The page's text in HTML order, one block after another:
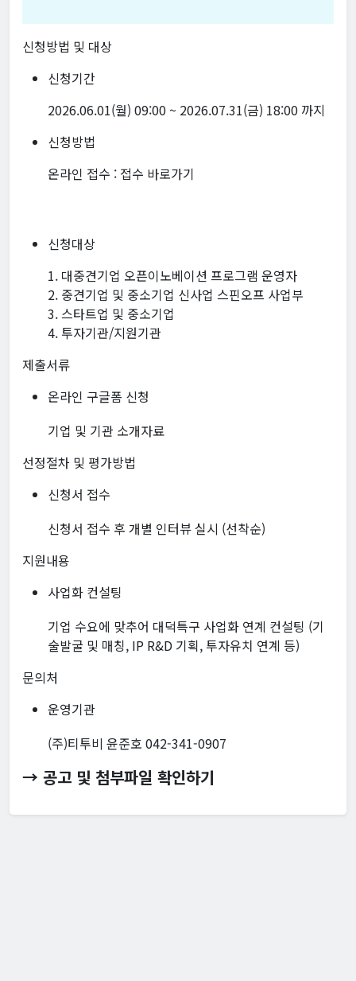
신청방법 및 대상
신청기간
2026.06.01(월) 09:00 ~ 2026.07.31(금) 18:00 까지
신청방법
온라인 접수 : 접수 바로가기
신청대상
1. 대중견기업 오픈이노베이션 프로그램 운영자
2. 중견기업 및 중소기업 신사업 스핀오프 사업부
3. 스타트업 및 중소기업
4. 투자기관/지원기관
제출서류
온라인 구글폼 신청
기업 및 기관 소개자료
선정절차 및 평가방법
신청서 접수
신청서 접수 후 개별 인터뷰 실시 (선착순)
지원내용
사업화 컨설팅
기업 수요에 맞추어 대덕특구 사업화 연계 컨설팅 (기
술발굴 및 매칭, IP R&D 기획, 투자유치 연계 등)
문의처
운영기관
(주)티투비 윤준호 042-341-0907
→ 공고 및 첨부파일 확인하기